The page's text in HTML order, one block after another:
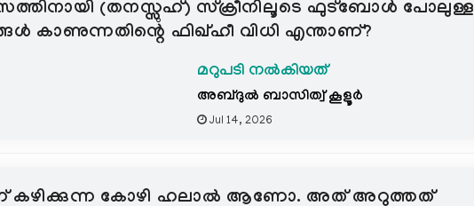
(തനസ്സുഹ്) സ്ക്രീനിലൂടെ ഫുട്ബോൾ പോലുള്ള
കാണുന്നതിന്റെ ഫിഖ്ഹീ വിധി എന്താണ്?
മറുപടി നൽകിയത്
അബ്ദുല്‍ ബാസിത്വ് കൂളൂര്‍
Jul 14, 2026
കഴിക്കുന്ന കോഴി ഹലാൽ ആണോ. അത് അറുത്തത്